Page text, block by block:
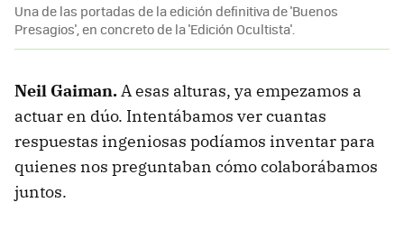
Una de las portadas de la edición definitiva de 'Buenos
Presagios', en concreto de la 'Edición Ocultista'.
Neil Gaiman.A esas alturas, ya empezamos a
actuar en dúo. Intentábamos ver cuantas
respuestas ingeniosas podíamos inventar para
quienes nos preguntaban cómo colaborábamos
juntos.